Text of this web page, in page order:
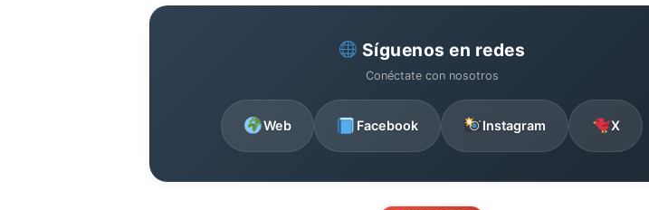
Síguenos en redes
Conéctate con nosotros
Web Facebook Instagram X